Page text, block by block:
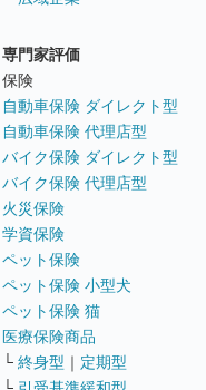
専門家評価
保険
自動車保険 ダイレクト型
自動車保険 代理店型
バイク保険 ダイレクト型
バイク保険 代理店型
火災保険
学資保険
ペット保険
ペット保険 小型犬
ペット保険 猫
医療保険商品
└ 終身型 ｜ 定期型